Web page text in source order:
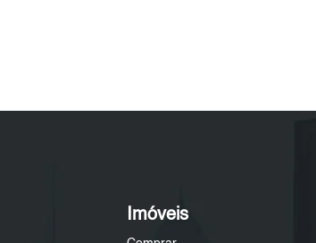
Imóveis